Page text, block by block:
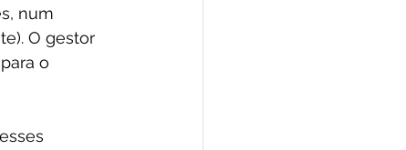
num
O gestor
o